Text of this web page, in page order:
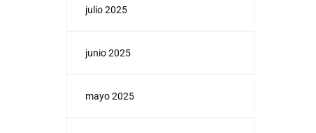
julio 2025
junio 2025
mayo 2025